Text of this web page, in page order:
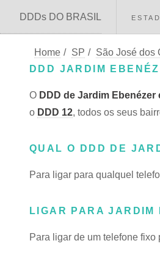
DDDs DO BRASIL
Home / SP / São José dos
DDD JARDIM
O DDD de Jardim
o DDD 12, todos os seus
QUAL O DDD DE
Para ligar para qualquel
LIGAR PARA JARDIM
Para ligar de um telefone